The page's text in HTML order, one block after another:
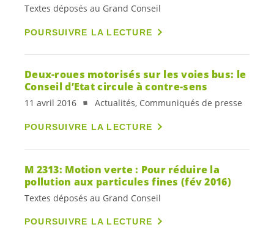
Textes déposés au Grand Conseil
POURSUIVRE LA LECTURE
Deux-roues motorisés sur les voies bus: le
Conseil d’Etat circule à contre-sens
11 avril 2016 Actualités, Communiqués de presse
POURSUIVRE LA LECTURE
M 2313: Motion verte : Pour réduire la
pollution aux particules fines (fév 2016)
Textes déposés au Grand Conseil
POURSUIVRE LA LECTURE